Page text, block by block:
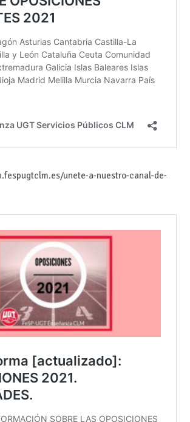
unete-a-nuestro-canal-de-